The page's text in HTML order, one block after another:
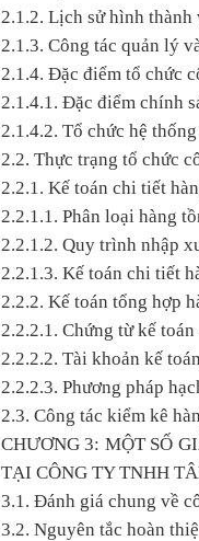
2.1.2. Lịch sử hình thành
2.1.3. Công tác quản lý
2.1.4. Đặc điểm tổ chức
2.1.4.1. Đặc điểm chính
2.1.4.2. Tổ chức hệ
2.2. Thực trạng tổ chức
2.2.1. Kế toán chi tiết
2.2.1.1. Phân loại hàng
2.2.1.2. Quy trình nhập
2.2.1.3. Kế toán chi tiết
2.2.2. Kế toán tổng hợp
2.2.2.1. Chứng từ kế toán
2.2.2.2. Tài khoản kế
2.2.2.3. Phương pháp
2.3. Công tác kiểm kê
CHƯƠNG 3: MỘT SỐ
TẠI CÔNG TY TNHH
3.1. Đánh giá chung về
3.2. Nguyên tắc hoàn